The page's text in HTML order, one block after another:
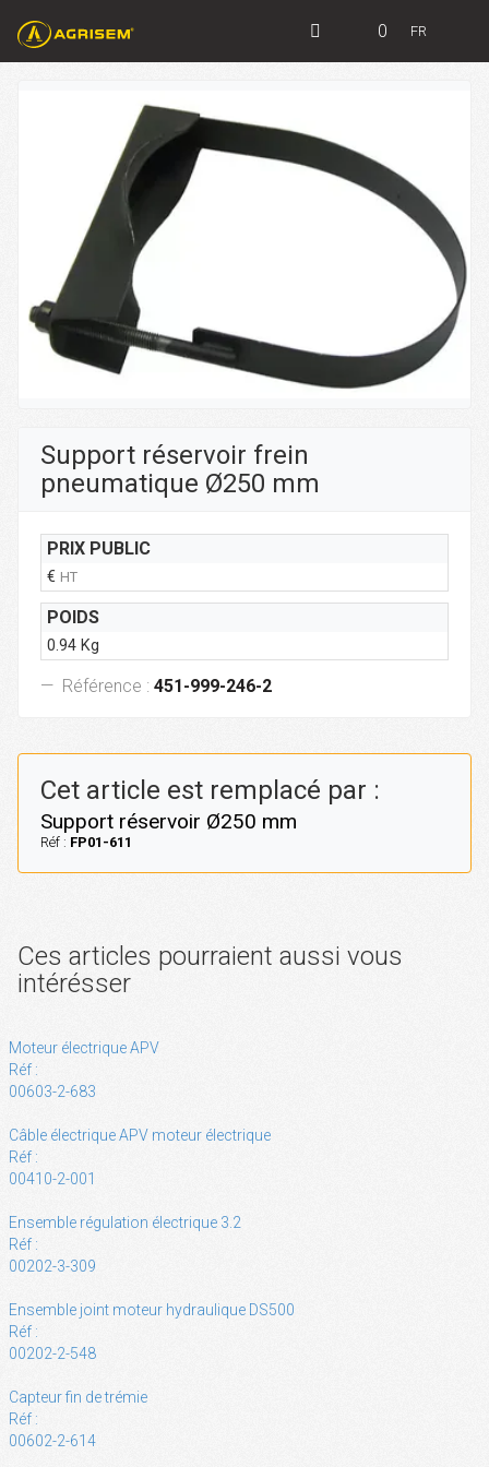
0 FR
Support réservoir frein
pneumatique Ø250 mm
PRIX PUBLIC
€ HT
POIDS
0.94 Kg
Référence : 451-999-246-2
Cet article est remplacé par :
Support réservoir Ø250 mm
Réf : FP01-611
Ces articles pourraient aussi vous
intérésser
Moteur électrique APV
Réf :
00603-2-683
Câble électrique APV moteur électrique
Réf :
00410-2-001
Ensemble régulation électrique 3.2
Réf :
00202-3-309
Ensemble joint moteur hydraulique DS500
Réf :
00202-2-548
Capteur fin de trémie
Réf :
00602-2-614